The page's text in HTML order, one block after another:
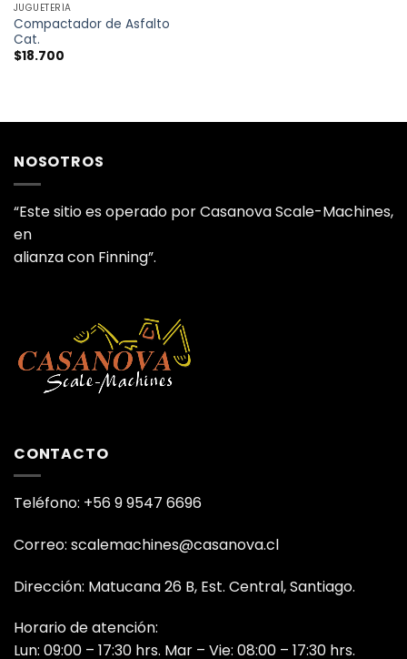
JUGUETERÍA
Compactador de Asfalto
Cat.
$18.700
NOSOTROS
“Este sitio es operado por Casanova Scale-Machines,
en
alianza con Finning”.
CONTACTO
Teléfono: +56 9 9547 6696
Correo: scalemachines@casanova.cl
Dirección: Matucana 26 B, Est. Central, Santiago.
Horario de atención:
Lun: 09:00 – 17:30 hrs. Mar – Vie: 08:00 – 17:30 hrs.